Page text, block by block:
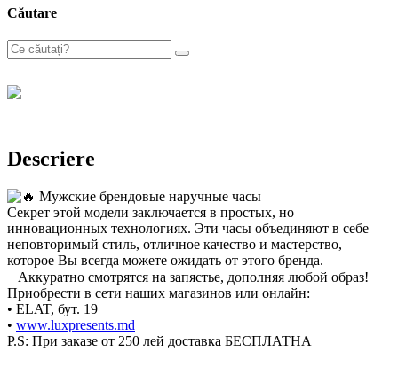
Căutare
Descriere
Мужские брендовые наручные часы
Секрет этой модели заключается в простых, но
инновационных технологиях. Эти часы объединяют в себе
неповторимый стиль, отличное качество и мастерство,
которое Вы всегда можете ожидать от этого бренда.
⠀Аккуратно смотрятся на запястье, дополняя любой образ!
Приобрести в сети наших магазинов или онлайн:
• ELAT, бут. 19
• www.luxpresents.md
P.S: При заказе от 250 лей доставка БЕСПЛАТНА